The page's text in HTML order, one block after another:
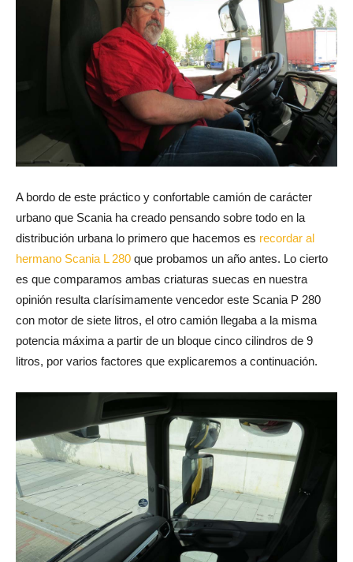
A bordo de este práctico y confortable camión de carácter
urbano que Scania ha creado pensando sobre todo en la
distribución urbana lo primero que hacemos es recordar al
hermano Scania L 280 que probamos un año antes. Lo cierto
es que comparamos ambas criaturas suecas en nuestra
opinión resulta clarísimamente vencedor este Scania P 280
con motor de siete litros, el otro camión llegaba a la misma
potencia máxima a partir de un bloque cinco cilindros de 9
litros, por varios factores que explicaremos a continuación.